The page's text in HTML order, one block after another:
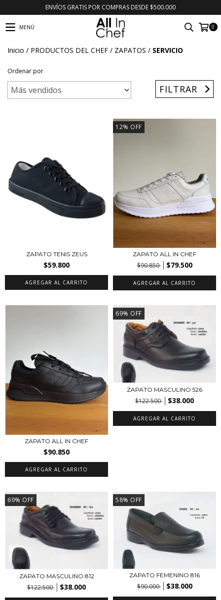
ENVÍOS GRATIS POR COMPRAS DESDE $500.000
MENÚ 0
Inicio / PRODUCTOS DEL CHEF / ZAPATOS / SERVICIO
Ordenar por
FILTRAR
ZAPATO TENIS ZEUS
$59.800
AGREGAR AL CARRITO
12% OFF
ZAPATO ALL IN CHEF
$90.850 $79.500
AGREGAR AL CARRITO
ZAPATO ALL IN CHEF
$90.850
AGREGAR AL CARRITO
69% OFF
ZAPATO MASCULINO 526
$122.500 $38.000
AGREGAR AL CARRITO
69% OFF
ZAPATO MASCULINO 812
$122.500 $38.000
58% OFF
ZAPATO FEMENINO 816
$90.000 $38.000